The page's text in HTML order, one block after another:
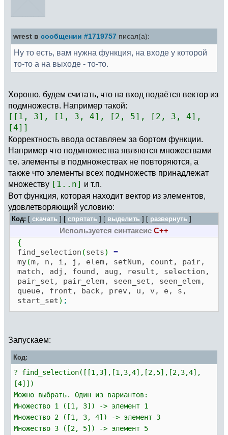
wrest в сообщении #1719757 писал(а):
Ну то есть, вам нужна функция, на входе у которой
то-то а на выходе - то-то.
Хорошо, будем считать, что на вход подаётся вектор из
подмножеств. Например такой:
[[1, 3], [1, 3, 4], [2, 5], [2, 3, 4],
[4]]
Корректность ввода оставляем за бортом функции.
Например что подмножества являются множествами
т.е. элементы в подмножествах не повторяются, а
также что элементы всех подмножеств принадлежат
множеству [1..n] и т.п.
Вот функция, которая находит вектор из элементов,
удовлетворяющий условию:
Код: [скачать ] [спрятать ] [ выделить ] [ развернуть ]
Используется синтаксис C++
{
find_selection (sets)
=
my(m, n, i, j, elem, setNum, count, pair,
match, adj, found, aug, result, selection,
pair_set, pair_elem, seen_set, seen_elem,
queue, front, back, prev, u, v, e, s,
start_set) ;
for(i=
for(j= 1,#sets[i],
)
;
adj =vector (m);
for(i= 1 , m, adj i] =sets [i
match=vector (m, i,0);\\ match
Запускаем:
Код:
? find_selection([[1,3],[1,3,4],[2,5],[2,3,4],
[4]])
Можно выбрать. Один из вариантов:
Множество 1 ([1, 3]) -> элемент 1
Множество 2 ([1, 3, 4]) -> элемент 3
Множество 3 ([2, 5]) -> элемент 5